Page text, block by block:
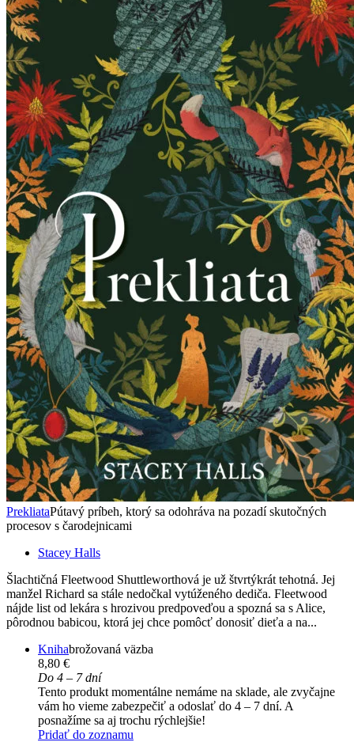
PrekliataPútavý príbeh, ktorý sa odohráva na pozadí skutočných
procesov s čarodejnicami
Stacey Halls
Šlachtičná Fleetwood Shuttleworthová je už štvrtýkrát tehotná. Jej
manžel Richard sa stále nedočkal vytúženého dediča. Fleetwood
nájde list od lekára s hrozivou predpoveďou a spozná sa s Alice,
pôrodnou babicou, ktorá jej chce pomôcť donosiť dieťa a na...
Knihabrožovaná väzba
8,80 €
Do 4 – 7 dní
Tento produkt momentálne nemáme na sklade, ale zvyčajne
vám ho vieme zabezpečiť a odoslať do 4 – 7 dní. A
posnažíme sa aj trochu rýchlejšie!
Pridať do zoznamu